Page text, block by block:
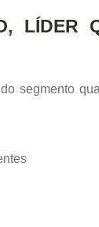
LÍDER
segmento